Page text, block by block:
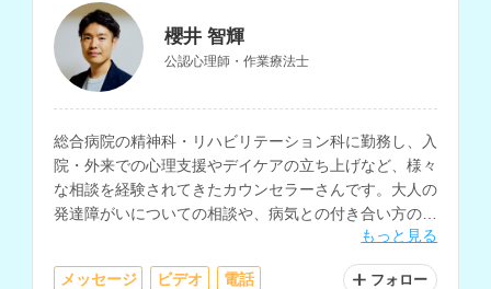
櫻井 智輝
公認心理師・作業療法士
総合病院の精神科・リハビリテーション科に勤務し、入
院・外来での心理支援やデイケアの立ち上げなど、様々
な相談を経験されてきたカウンセラーさんです。大人の
発達障がいについての相談や、病気との付き合い方の相
もっと見る
メッセージ ビデオ 電話 フォロー